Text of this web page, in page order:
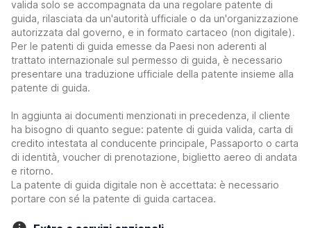
valida solo se accompagnata da una regolare patente di
guida, rilasciata da un'autorità ufficiale o da un'organizzazione
autorizzata dal governo, e in formato cartaceo (non digitale).
Per le patenti di guida emesse da Paesi non aderenti al
trattato internazionale sul permesso di guida, è necessario
presentare una traduzione ufficiale della patente insieme alla
patente di guida.
In aggiunta ai documenti menzionati in precedenza, il cliente
ha bisogno di quanto segue: patente di guida valida, carta di
credito intestata al conducente principale, Passaporto o carta
di identità, voucher di prenotazione, biglietto aereo di andata
e ritorno.
La patente di guida digitale non è accettata: è necessario
portare con sé la patente di guida cartacea.